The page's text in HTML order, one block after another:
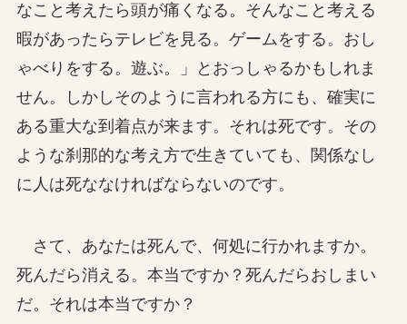
なこと考えたら頭が痛くなる。そんなこと考える
暇があったらテレビを見る。ゲームをする。おし
ゃべりをする。遊ぶ。」とおっしゃるかもしれま
せん。しかしそのように言われる方にも、確実に
ある重大な到着点が来ます。それは死です。その
ような刹那的な考え方で生きていても、関係なし
に人は死ななければならないのです。
さて、あなたは死んで、何処に行かれますか。
死んだら消える。本当ですか？死んだらおしまい
だ。それは本当ですか？